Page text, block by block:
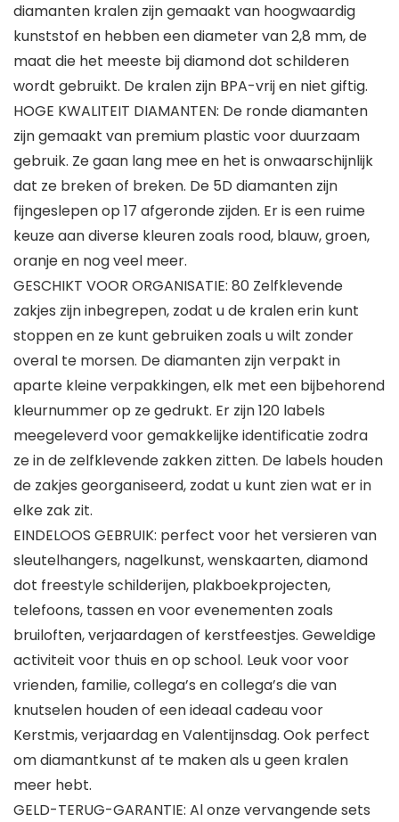
diamanten kralen zijn gemaakt van hoogwaardig
kunststof en hebben een diameter van 2,8 mm, de
maat die het meeste bij diamond dot schilderen
wordt gebruikt. De kralen zijn BPA-vrij en niet giftig.
HOGE KWALITEIT DIAMANTEN: De ronde diamanten
zijn gemaakt van premium plastic voor duurzaam
gebruik. Ze gaan lang mee en het is onwaarschijnlijk
dat ze breken of breken. De 5D diamanten zijn
fijngeslepen op 17 afgeronde zijden. Er is een ruime
keuze aan diverse kleuren zoals rood, blauw, groen,
oranje en nog veel meer.
GESCHIKT VOOR ORGANISATIE: 80 Zelfklevende
zakjes zijn inbegrepen, zodat u de kralen erin kunt
stoppen en ze kunt gebruiken zoals u wilt zonder
overal te morsen. De diamanten zijn verpakt in
aparte kleine verpakkingen, elk met een bijbehorend
kleurnummer op ze gedrukt. Er zijn 120 labels
meegeleverd voor gemakkelijke identificatie zodra
ze in de zelfklevende zakken zitten. De labels houden
de zakjes georganiseerd, zodat u kunt zien wat er in
elke zak zit.
EINDELOOS GEBRUIK: perfect voor het versieren van
sleutelhangers, nagelkunst, wenskaarten, diamond
dot freestyle schilderijen, plakboekprojecten,
telefoons, tassen en voor evenementen zoals
bruiloften, verjaardagen of kerstfeestjes. Geweldige
activiteit voor thuis en op school. Leuk voor voor
vrienden, familie, collega’s en collega’s die van
knutselen houden of een ideaal cadeau voor
Kerstmis, verjaardag en Valentijnsdag. Ook perfect
om diamantkunst af te maken als u geen kralen
meer hebt.
GELD-TERUG-GARANTIE: Al onze vervangende sets